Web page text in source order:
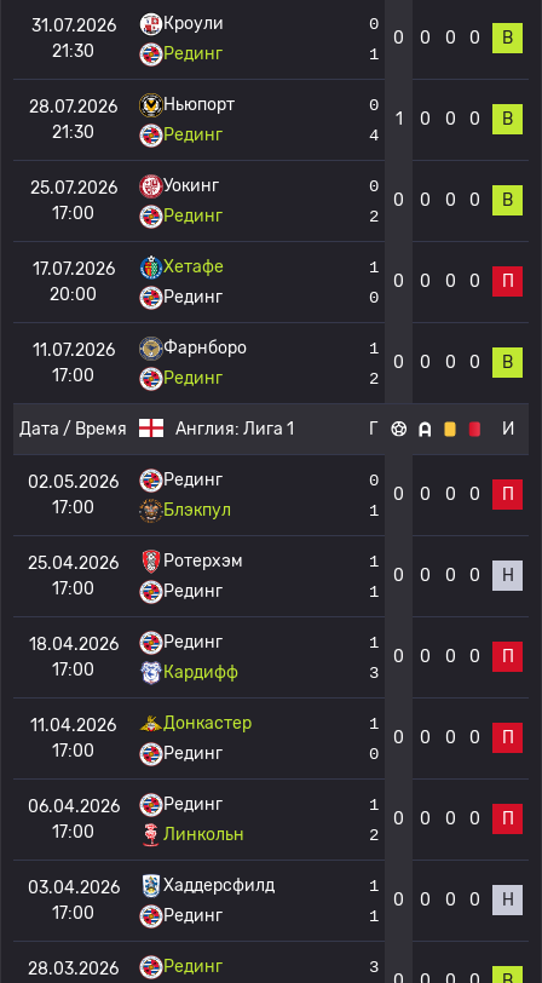
31.07.2026
21:30
Кроули
Рединг
0
1
0 0 0 0 В
28.07.2026
21:30
Ньюпорт
Рединг
0
4
1 0 0 0 В
25.07.2026
17:00
Уокинг
Рединг
0
2
0 0 0 0 В
17.07.2026
20:00
Хетафе
Рединг
1
0
0 0 0 0 П
11.07.2026
17:00
Фарнборо
Рединг
1
2
0 0 0 0 В
Дата / Время Англия: Лига 1 Г И
02.05.2026
17:00
Рединг
Блэкпул
0
1
0 0 0 0 П
25.04.2026
17:00
Ротерхэм
Рединг
1
1
0 0 0 0 Н
18.04.2026
17:00
Рединг
Кардифф
1
3
0 0 0 0 П
11.04.2026
17:00
Донкастер
Рединг
1
0
0 0 0 0 П
06.04.2026
17:00
Рединг
Линкольн
1
2
0 0 0 0 П
03.04.2026
17:00
Хаддерсфилд
Рединг
1
1
0 0 0 0 Н
28.03.2026
Рединг
3